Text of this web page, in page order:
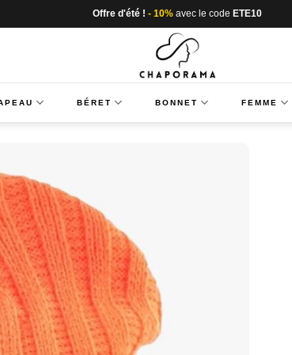
Offre d'été ! - 10% avec le code ETE10
BÉRET BONNET FEMME